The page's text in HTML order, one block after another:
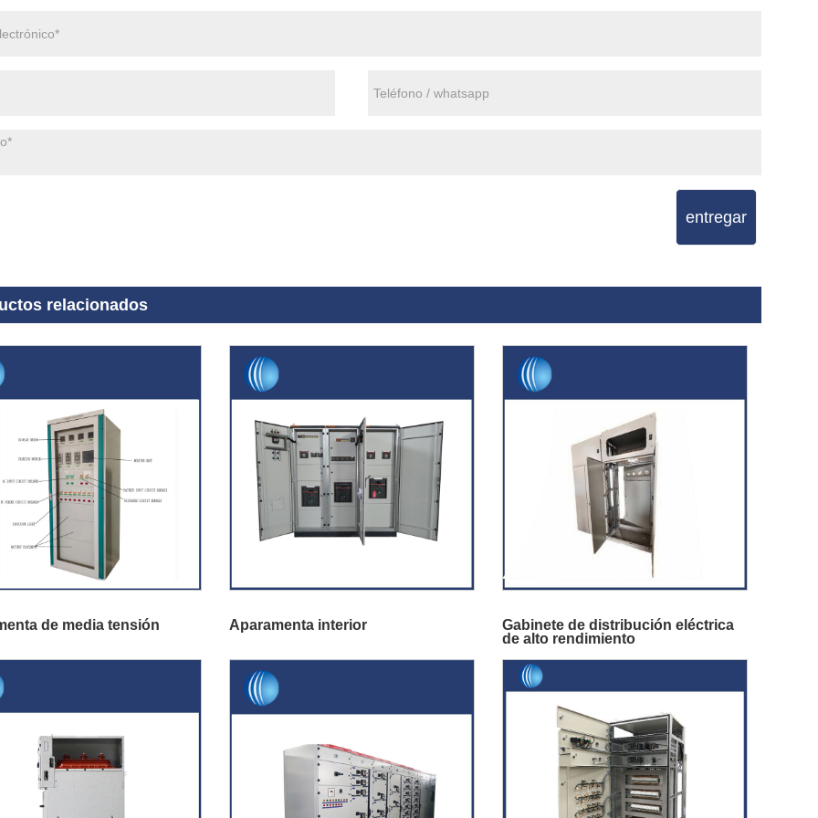
entregar
relacionados
de media tensión Aparamenta interior
Gabinete de distribución eléctrica
de alto rendimiento